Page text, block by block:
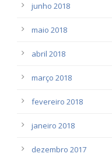
junho 2018
maio 2018
abril 2018
março 2018
fevereiro 2018
janeiro 2018
dezembro 2017